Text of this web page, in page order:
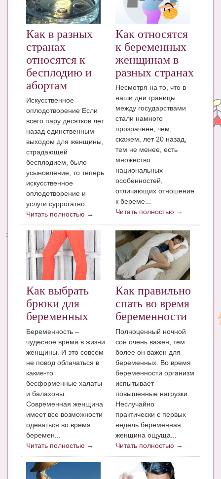
КНИГИ
Рекомендовано
Сказки
ПСИХОЛОГИЯ
МОДА И КРАСОТА
КОНКУРСЫ
СООБЩЕСТВА
БЛОГИ
Энциклопедия
МАМИНА БИБЛИОТЕКА
Имена. Святцы
Энциклопедия беременных
Мамина энциклопедия
СЕРВИСЫ И ПРИЛОЖЕНИЯ
Сервис. Оценка роста и веса ребенка
Приложения для Android
Полезные ссылки
Опросы
НОВОСТИ ЛОПОТУНА
Блог Администратора
О проекте
Как в разных
странах
относятся к
бесплодию и
абортам
Искусственное
оплодотворение Если
всего пару десятков лет
назад единственным
выходом для женщины,
страдающей
бесплодием, было
усыновление, то теперь
искусственное
оплодотворение и
услуги суррогатно...
Читать полностью →
Как относятся
к беременных
женщинам в
разных странах
Несмотря на то, что в
наши дни границы
между государствами
стали намного
прозрачнее, чем,
скажем, лет 20 назад,
тем не менее, есть
множество
национальных
особенностей,
отличающих отношение
к береме...
Читать полностью →
Как выбрать
брюки для
беременных
Беременность –
чудесное время в жизни
женщины. И это совсем
не повод облачаться в
какие-то
бесформенные халаты
и балахоны.
Современная женщина
имеет все возможности
одеваться во время
беремен...
Читать полностью →
Как правильно
спать во время
беременности
Полноценный ночной
сон очень важен, тем
более он важен для
беременных. Во время
беременности организм
испытывает
повышенные нагрузки.
Неслучайно
практически с первых
недель беременная
женщина ощуща...
Читать полностью →